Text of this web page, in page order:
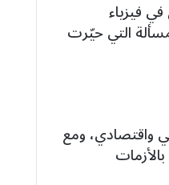
فيزياء
التي حيّرت
واقتصادي، ومع